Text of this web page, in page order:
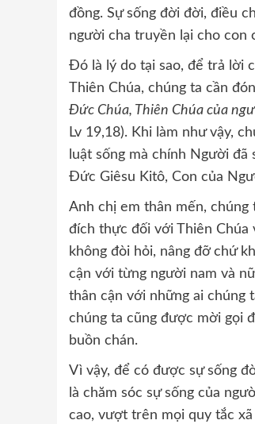
đồng. Sự sống đời đời, điều
người cha truyền lại cho con
Đó là lý do tại sao, để trả lời
Thiên Chúa, chúng ta cần
Đức Chúa, Thiên Chúa của
Lv 19,18). Khi làm như vậy,
luật sống mà chính Người
Đức Giêsu Kitô, Con của
Anh chị em thân mến,
đích thực đối với Thiên
không đòi hỏi, nâng đỡ chứ
cận với từng người nam và
thân cận với những ai chúng
chúng ta cũng được mời gọi
buồn chán.
Vì vậy, để có được sự sống
là chăm sóc sự sống của
cao, vượt trên mọi quy tắc